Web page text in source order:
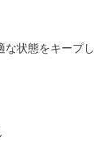
状態をキープし